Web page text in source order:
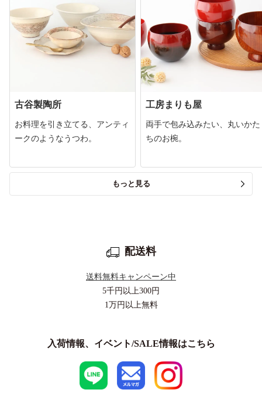
古谷製陶所
お料理を引き立てる、アンティ
ークのようなうつわ。
工房まりも屋
両手で包み込みたい、丸いかた
ちのお椀。
もっと見る
配送料
送料無料キャンペーン中
5千円以上300円
1万円以上無料
入荷情報、イベント/SALE情報はこちら